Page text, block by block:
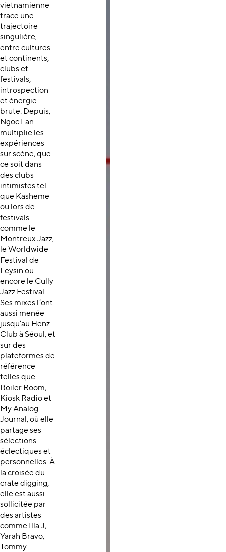
vietnamienne
trace une
trajectoire
singulière,
entre cultures
et continents,
clubs et
festivals,
introspection
et énergie
brute. Depuis,
Ngoc Lan
multiplie les
expériences
sur scène, que
ce soit dans
des clubs
intimistes tel
que Kasheme
ou lors de
festivals
comme le
Montreux Jazz,
le Worldwide
Festival de
Leysin ou
encore le Cully
Jazz Festival.
Ses mixes l’ont
aussi menée
jusqu’au Henz
Club à Séoul, et
sur des
plateformes de
référence
telles que
Boiler Room,
Kiosk Radio et
My Analog
Journal, où elle
partage ses
sélections
éclectiques et
personnelles. À
la croisée du
crate digging,
elle est aussi
sollicitée par
des artistes
comme Illa J,
Yarah Bravo,
Tommy